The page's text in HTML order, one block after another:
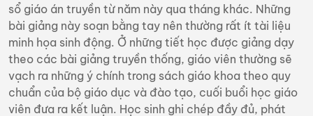
sổ giáo án truyền từ năm này qua tháng khác. Những
bài giảng này soạn bằng tay nên thường rất ít tài liệu
minh họa sinh động. Ở những tiết học được giảng dạy
theo các bài giảng truyền thống, giáo viên thường sẽ
vạch ra những ý chính trong sách giáo khoa theo quy
chuẩn của bộ giáo dục và đào tạo, cuối buổi học giáo
viên đưa ra kết luận. Học sinh ghi chép đầy đủ, phát